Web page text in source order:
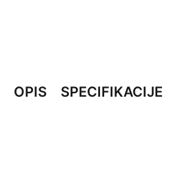
OPIS SPECIFIKACIJE